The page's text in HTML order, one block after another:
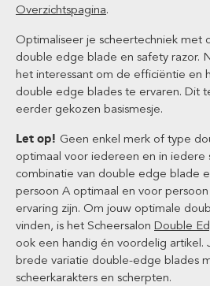
Overzichtspagina.
Optimaliseer je scheertechniek met
double edge blade en safety razor.
het interessant om de efficiëntie en
double edge blades te ervaren. Dit
eerder gekozen basismesje.
Let op! Geen enkel merk of type
optimaal voor iedereen en in iedere
combinatie van double edge blade
persoon A optimaal en voor
ervaring zijn. Om jouw optimale
vinden, is het Scheersalon Double
ook een handig én voordelig artikel.
brede variatie double-edge blades
scheerkarakters en scherpten.